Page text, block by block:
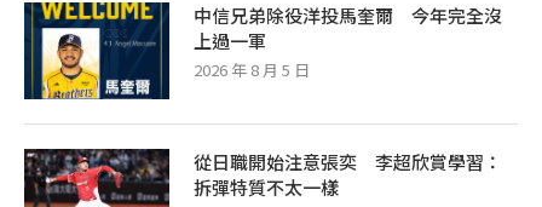
中信兄弟除役洋投馬奎爾 今年完全沒
上過一軍
2026 年 8 月 5 日
從日職開始注意張奕 李超欣賞學習：
拆彈特質不太一樣